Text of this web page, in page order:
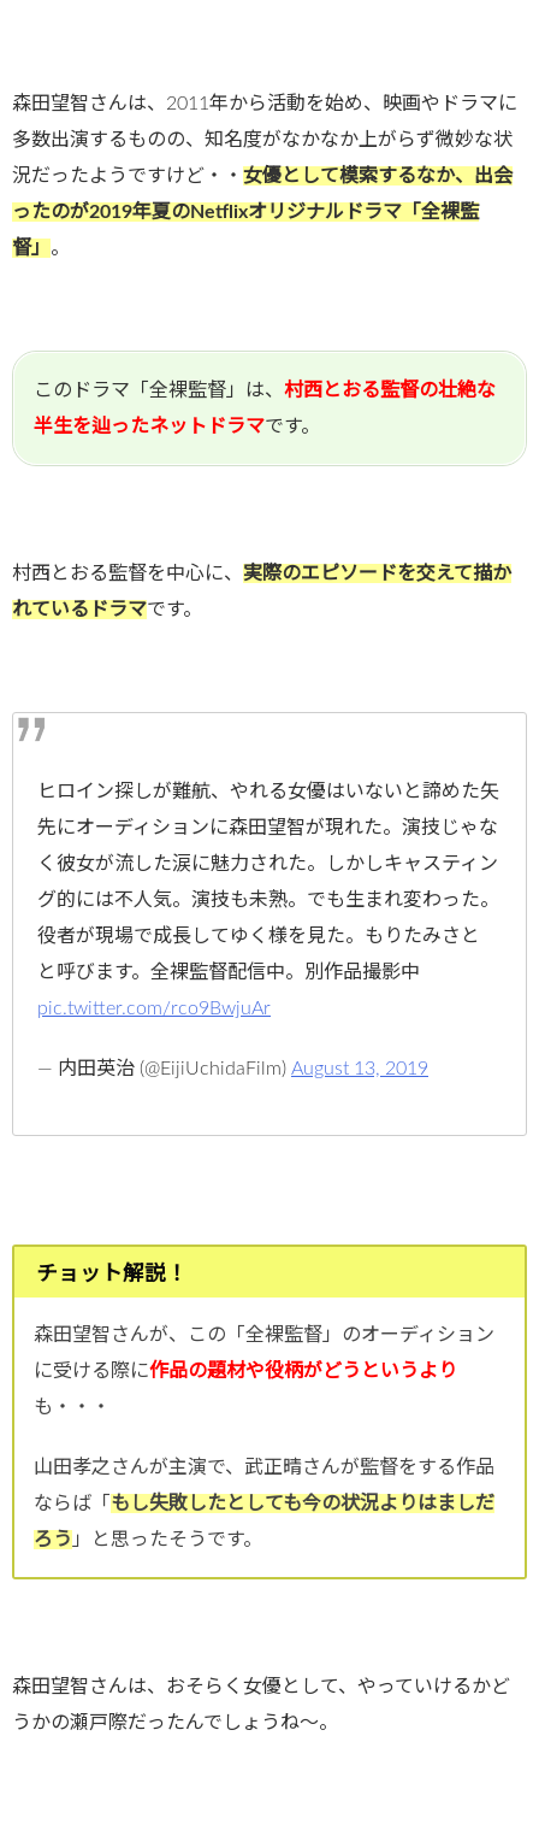
森田望智さんは、2011年から活動を始め、映画やドラマに
多数出演するものの、知名度がなかなか上がらず微妙な状
況だったようですけど・・ 女優として模索するなか、出会
ったのが2019年夏のNetflixオリジナルドラマ「全裸監
督」 。
このドラマ「全裸監督」は、 村西とおる監督の壮絶な
半生を辿ったネットドラマです。
村西とおる監督を中心に、 実際のエピソードを交えて描か
れているドラマです。
ヒロイン探しが難航、やれる女優はいないと諦めた矢
先にオーディションに森田望智が現れた。演技じゃな
く彼女が流した涙に魅力された。しかしキャスティン
グ的には不人気。演技も未熟。でも生まれ変わった。
役者が現場で成長してゆく様を見た。もりたみさと
と呼びます。全裸監督配信中。別作品撮影中
pic.twitter.com/rco9BwjuAr
— 内田英治 (@EijiUchidaFilm) August 13, 2019
チョット解説！
森田望智さんが、この「全裸監督」のオーディション
に受ける際に作品の題材や役柄がどうというより
も・・・
山田孝之さんが主演で、武正晴さんが監督をする作品
ならば「 もし失敗したとしても今の状況よりはましだ
ろう 」と思ったそうです。
森田望智さんは、おそらく女優として、やっていけるかど
うかの瀬戸際だったんでしょうね～。